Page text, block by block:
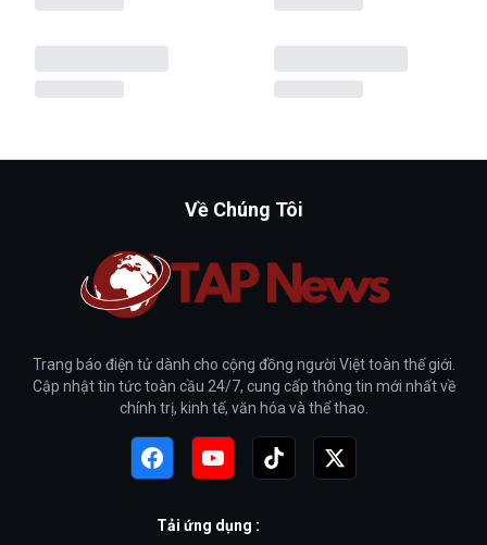
Về Chúng Tôi
Trang báo điện tử dành cho cộng đồng người Việt toàn thế giới.
Cập nhật tin tức toàn cầu 24/7, cung cấp thông tin mới nhất về
chính trị, kinh tế, văn hóa và thể thao.
Tải ứng dụng :